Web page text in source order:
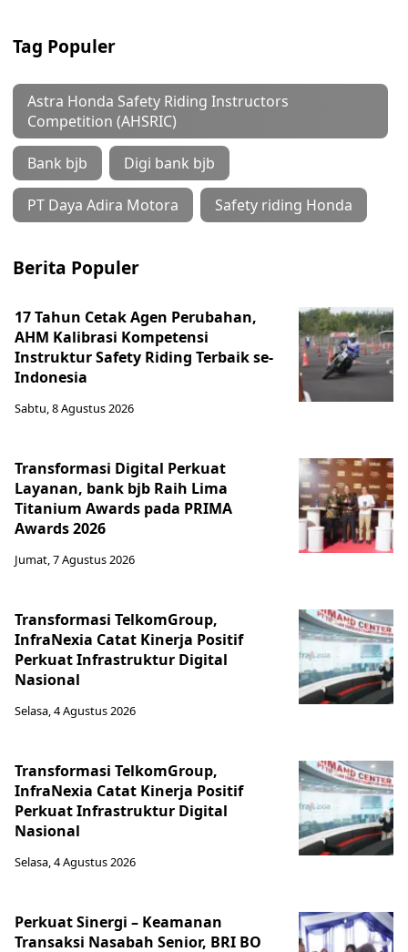
Tag Populer
Astra Honda Safety Riding Instructors
Competition (AHSRIC)
Bank bjb Digi bank bjb
PT Daya Adira Motora Safety riding Honda
Berita Populer
17 Tahun Cetak Agen Perubahan,
AHM Kalibrasi Kompetensi
Instruktur Safety Riding Terbaik se-
Indonesia
Sabtu, 8 Agustus 2026
Transformasi Digital Perkuat
Layanan, bank bjb Raih Lima
Titanium Awards pada PRIMA
Awards 2026
Jumat, 7 Agustus 2026
Transformasi TelkomGroup,
InfraNexia Catat Kinerja Positif
Perkuat Infrastruktur Digital
Nasional
Selasa, 4 Agustus 2026
Transformasi TelkomGroup,
InfraNexia Catat Kinerja Positif
Perkuat Infrastruktur Digital
Nasional
Selasa, 4 Agustus 2026
Perkuat Sinergi – Keamanan
Transaksi Nasabah Senior, BRI BO